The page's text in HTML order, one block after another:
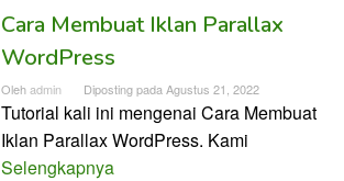
Cara Membuat Iklan Parallax
WordPress
Olehadmin Diposting pada Agustus 21, 2022
Tutorial kali ini mengenai Cara Membuat
Iklan Parallax WordPress. Kami
Selengkapnya